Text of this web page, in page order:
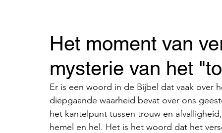
Het moment van
mysterie van het
Er is een woord in de Bijbel dat vaak
diepgaande waarheid bevat over ons
het kantelpunt tussen trouw en
hemel en hel. Het is het woord dat het